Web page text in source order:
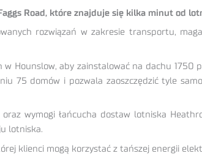
Road, które znajduje się kilka minut od
rozwiązań w zakresie transportu,
Hounslow, aby zainstalować na dachu 1750
75 domów i pozwala zaoszczędzić tyle
wymogi łańcucha dostaw lotniska
lotniska.
klienci mogą korzystać z tańszej energii